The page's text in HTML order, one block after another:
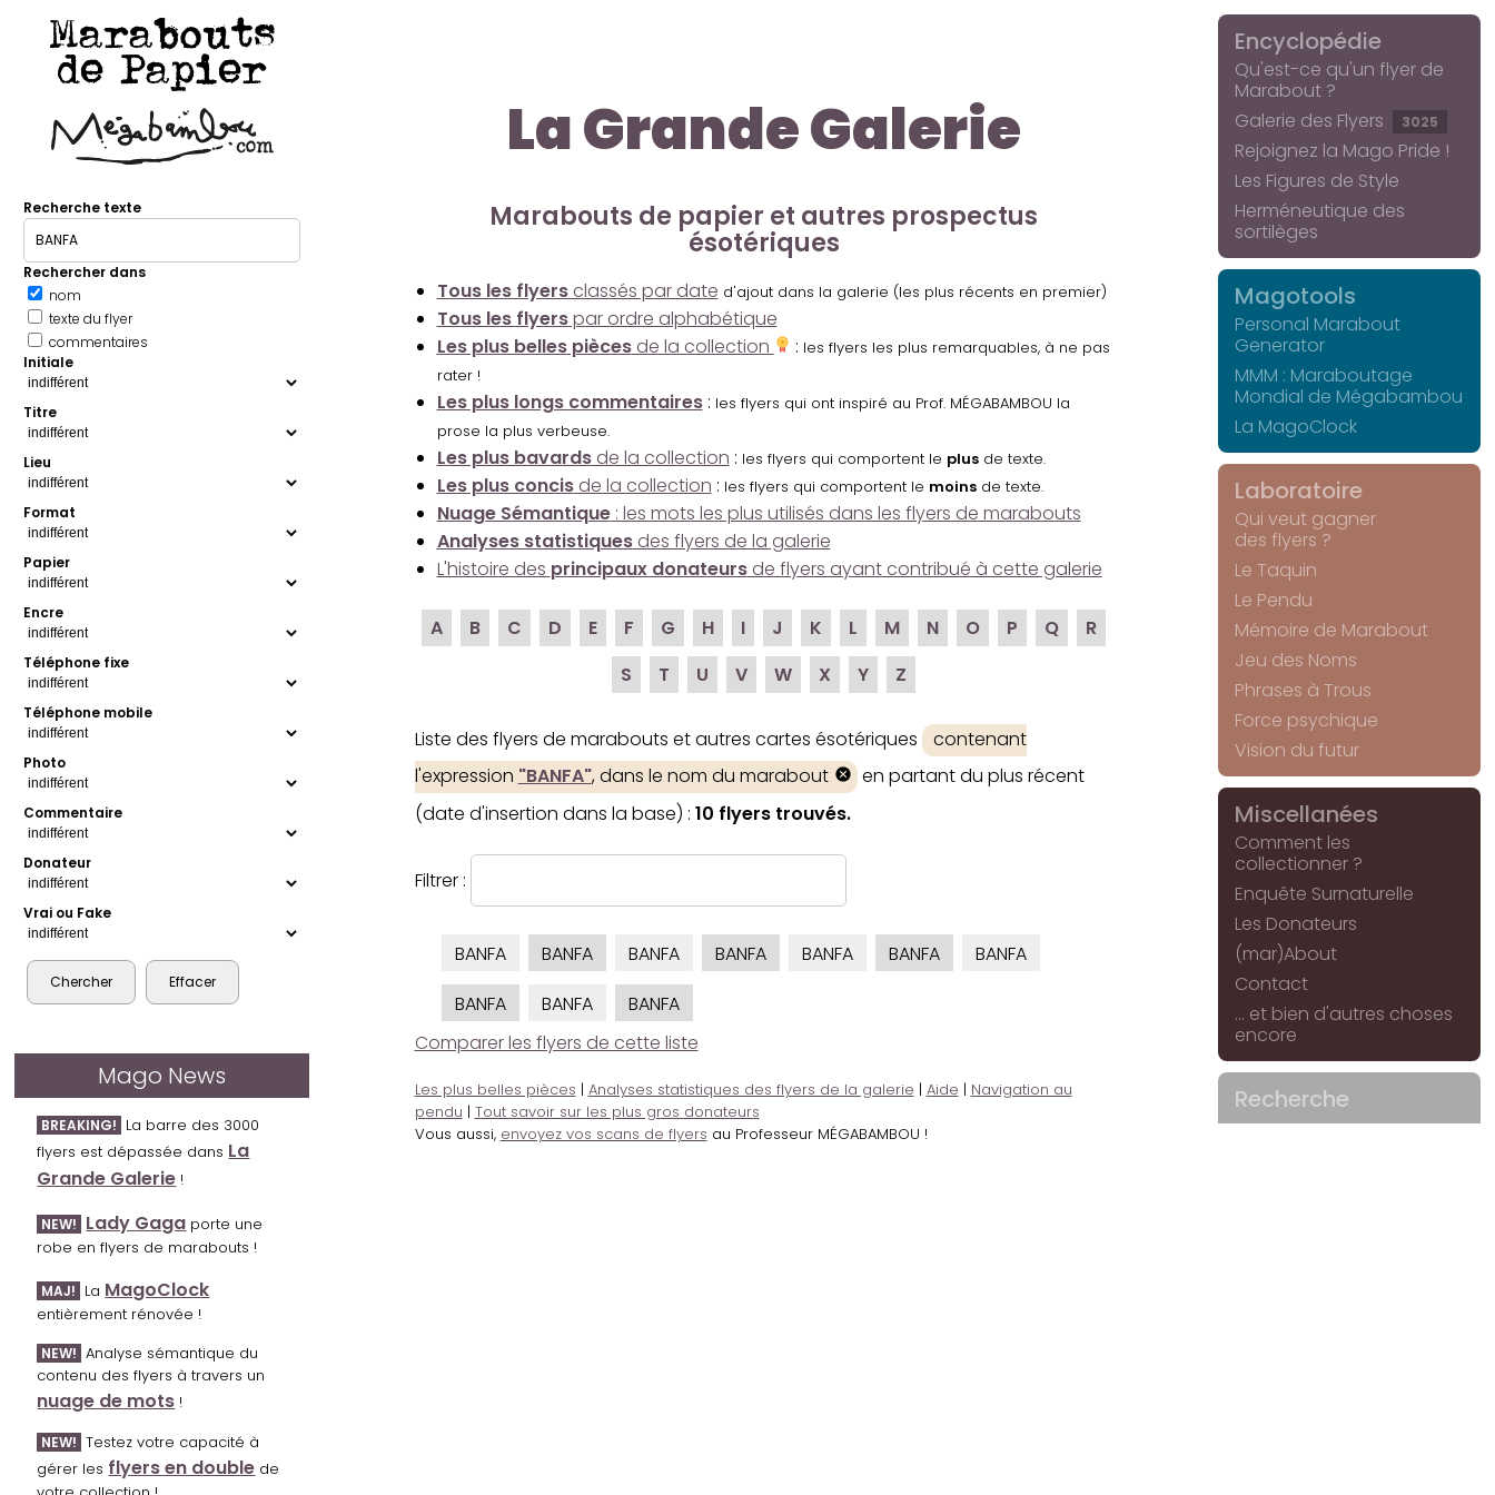
Marabouts
de Papier
Recherche texte
Rechercher dans
nom
texte du flyer
commentaires
Initiale
Titre
Lieu
Format
Papier
Encre
Téléphone fixe
Téléphone mobile
Photo
Commentaire
Donateur
Vrai ou Fake
Mago News
BREAKING! La barre des 3000
flyers est dépassée dans La
Grande Galerie !
NEW! Lady Gaga porte une
robe en flyers de marabouts !
MAJ! La MagoClock
entièrement rénovée !
NEW! Analyse sémantique du
contenu des flyers à travers un
nuage de mots !
NEW! Testez votre capacité à
gérer les flyers en double de
La Grande Galerie
Marabouts de papier et autres prospectus
ésotériques
Tous les flyersclassés par date d'ajout dans la galerie (les plus récents en premier)
Tous les flyerspar ordre alphabétique
Les plus belles piècesde la collection : les flyers les plus remarquables, à ne pas
rater !
Les plus longs commentaires: les flyers qui ont inspiré au Prof. MÉGABAMBOU la
prose la plus verbeuse.
Les plus bavardsde la collection : les flyers qui comportent le plusde texte.
Les plus concisde la collection : les flyers qui comportent le moinsde texte.
Nuage Sémantique: les mots les plus utilisés dans les flyers de marabouts
Analyses statistiquesdes flyers de la galerie
L'histoire des principaux donateursde flyers ayant contribué à cette galerie
A B C D E F G H I J K L M N O P Q
R
S
T U V W X Y Z
Liste des flyers de marabouts et autres cartes ésotériques
contenant
l'expression "BANFA", dans le nom du marabout
en partant du plus récent
(date d'insertion dans la base) : 10 flyers trouvés.
Filtrer :
BANFA BANFA BANFA BANFA BANFA BANFA
BANFA
BANFA
BANFA
BANFA
Comparer les flyers de cette liste
Les plus belles pièces | Analyses statistiques des flyers de la galerie | Aide | Navigation au
pendu | Tout savoir sur les plus gros donateurs
Vous aussi, envoyez vos scans de flyers au Professeur MÉGABAMBOU !
Encyclopédie
Qu'est-ce qu'un flyer de
Marabout ?
Galerie des Flyers
3025
Rejoignez la Mago Pride !
Les Figures de Style
Herméneutique des
sortilèges
Magotools
Personal Marabout
Generator
MMM : Maraboutage
Mondial de Mégabambou
La MagoClock
Laboratoire
Qui veut gagner
des flyers ?
Le Taquin
Le Pendu
Mémoire de Marabout
Jeu des Noms
Phrases à Trous
Force psychique
Vision du futur
Miscellanées
Comment les
collectionner ?
Enquête Surnaturelle
Les Donateurs
(mar)About
Contact
... et bien d'autres choses
encore
Recherche